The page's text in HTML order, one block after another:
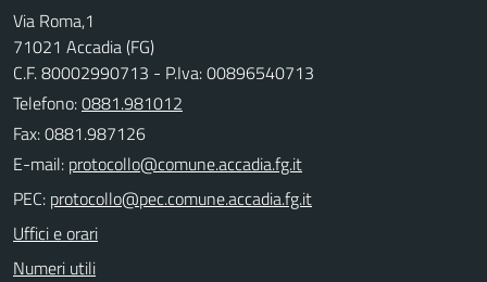
Via Roma,1
71021 Accadia (FG)
C.F. 80002990713 - P.Iva: 00896540713
Telefono:0881.981012
Fax: 0881.987126
E-mail:
PEC:
Uffici e orari
Numeri utili